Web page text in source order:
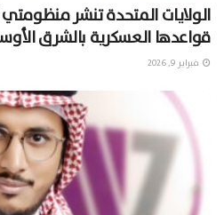
الولايات المتحدة تنشر
قواعدها العسكرية بالشرق
فبراير 9, 2026